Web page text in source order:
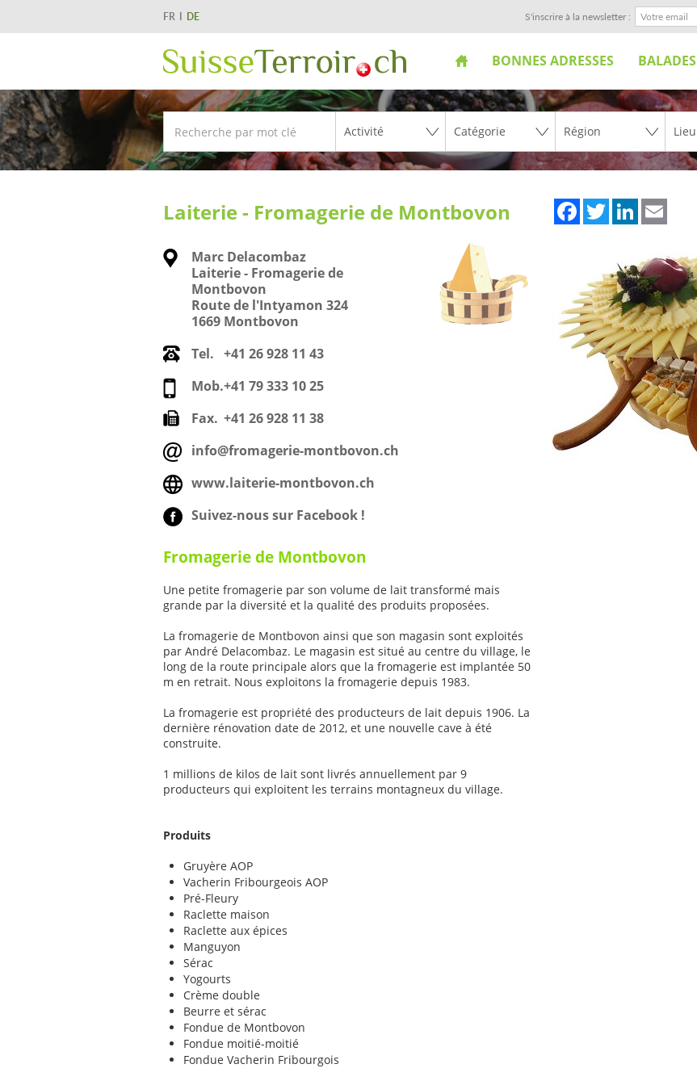
FR DE S'inscrire à la newsletter :
BONNES ADRESSES BALADES
Laiterie - Fromagerie de Montbovon FacebookTwitterLinkedIn
Marc Delacombaz
Laiterie - Fromagerie de
Montbovon
Route de l'Intyamon 324
1669 Montbovon
Tel. +41 26 928 11 43
Mob.+41 79 333 10 25
Fax. +41 26 928 11 38
info@fromagerie-montbovon.ch
www.laiterie-montbovon.ch
Suivez-nous sur Facebook !
Fromagerie de Montbovon
Une petite fromagerie par son volume de lait transformé mais
grande par la diversité et la qualité des produits proposées.
La fromagerie de Montbovon ainsi que son magasin sont exploités
par André Delacombaz. Le magasin est situé au centre du village, le
long de la route principale alors que la fromagerie est implantée 50
m en retrait. Nous exploitons la fromagerie depuis 1983.
La fromagerie est propriété des producteurs de lait depuis 1906. La
dernière rénovation date de 2012, et une nouvelle cave à été
construite.
1 millions de kilos de lait sont livrés annuellement par 9
producteurs qui exploitent les terrains montagneux du village.
Produits
Gruyère AOP
Vacherin Fribourgeois AOP
Pré-Fleury
Raclette maison
Raclette aux épices
Manguyon
Sérac
Yogourts
Crème double
Beurre et sérac
Fondue de Montbovon
Fondue moitié-moitié
Fondue Vacherin Fribourgois